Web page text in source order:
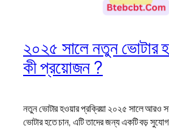
২০২৫ সালে নতুন ভোটার
কী প্রয়োজন ?
নতুন ভোটার হওয়ার প্রক্রিয়া ২০২৫ সালে আরও
ভোটার হতে চান, এটি তাদের জন্য একটি বড়